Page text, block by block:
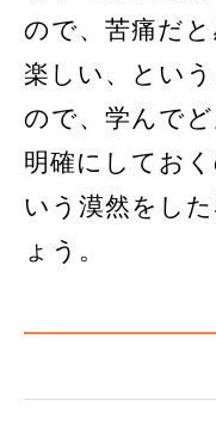
ので、苦痛だ
楽しい、とい
ので、学んで
明確にしてお
いう漠然をし
ょう。